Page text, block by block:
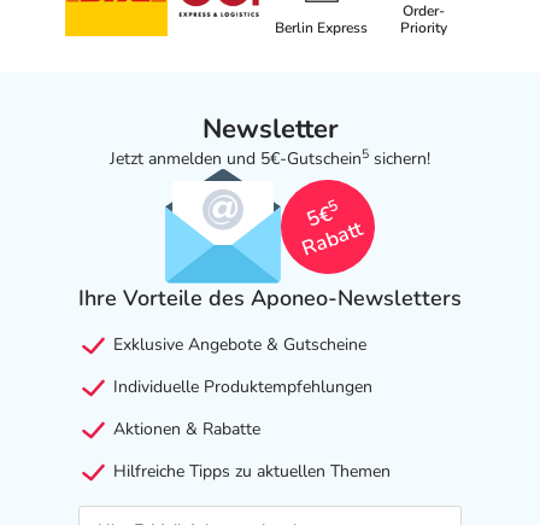
Berlin Express
Order-
Priority
Newsletter
Jetzt anmelden und 5€-Gutschein5 sichern!
5€
5
Rabatt
Ihre Vorteile des Aponeo-Newsletters
Exklusive Angebote & Gutscheine
Individuelle Produktempfehlungen
Aktionen & Rabatte
Hilfreiche Tipps zu aktuellen Themen